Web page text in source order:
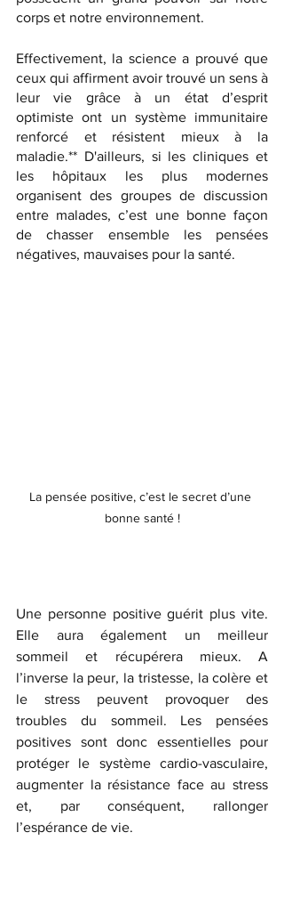
corps et notre environnement.
Effectivement, la science a prouvé que
ceux qui affirment avoir trouvé un sens à
leur vie grâce à un état d’esprit
optimiste ont un système immunitaire
renforcé et résistent mieux à la
maladie.** D'ailleurs, si les cliniques et
les hôpitaux les plus modernes
organisent des groupes de discussion
entre malades, c’est une bonne façon
de chasser ensemble les pensées
négatives, mauvaises pour la santé.
La pensée positive, c’est le secret d’une
bonne santé !
Une personne positive guérit plus vite.
Elle aura également un meilleur
sommeil et récupérera mieux. A
l’inverse la peur, la tristesse, la colère et
le stress peuvent provoquer des
troubles du sommeil. Les pensées
positives sont donc essentielles pour
protéger le système cardio-vasculaire,
augmenter la résistance face au stress
et, par conséquent, rallonger
l’espérance de vie.